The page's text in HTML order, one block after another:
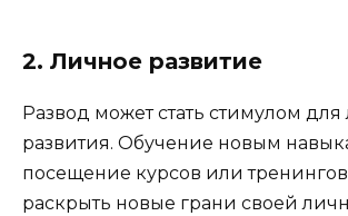
2. Личное развитие
Развод может стать стимулом для
развития. Обучение новым
посещение курсов или
раскрыть новые грани своей